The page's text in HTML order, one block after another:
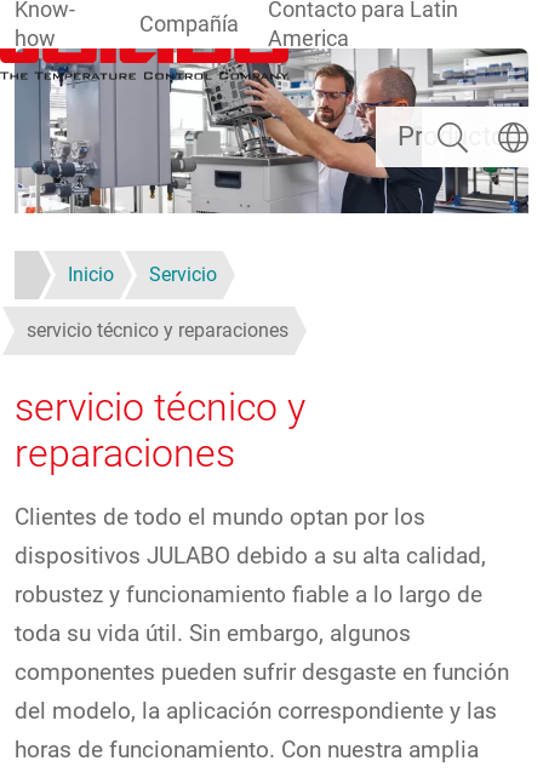
Pasar al contenido principal
Productos
Know-
how
Compañía
Contacto para Latin
America
Buscar
Inicio Servicio
servicio técnico y reparaciones
servicio técnico y
reparaciones
Clientes de todo el mundo optan por los
dispositivos JULABO debido a su alta calidad,
robustez y funcionamiento fiable a lo largo de
toda su vida útil. Sin embargo, algunos
componentes pueden sufrir desgaste en función
del modelo, la aplicación correspondiente y las
horas de funcionamiento. Con nuestra amplia